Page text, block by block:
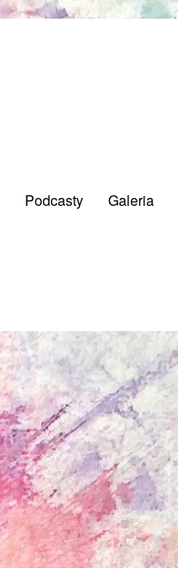
Podcasty Galeria